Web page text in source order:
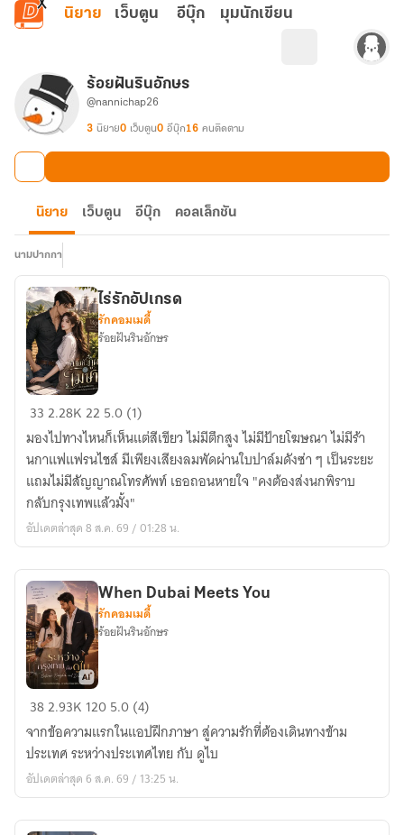
ข้ามไปยังเนื้อหาหลัก
นิยาย เว็บตูน อีบุ๊ก มุมนักเขียน
ร้อยฝันรินอักษร
@nannichap26
3 นิยาย0 เว็บตูน0 อีบุ๊ก16 คนติดตาม
นิยาย เว็บตูน อีบุ๊ก คอลเล็กชัน
นามปากกา
ไร่
อัป
เกรด
ไร่รักอัปเกรด
รักคอมเมดี้
ร้อยฝันรินอักษร
332.28K22 5.0 (1)
มองไปทางไหนก็เห็นแต่สีเขียว ไม่มีตึกสูง ไม่มีป้ายโฆษณา ไม่มีร้า
นกาแฟแฟรนไชส์ มีเพียงเสียงลมพัดผ่านใบปาล์มดังซ่า ๆ เป็นระยะ
แถมไม่มีสัญญาณโทรศัพท์ เธอถอนหายใจ "คงต้องส่งนกพิราบ
กลับกรุงเทพแล้วมั้ง"
อัปเดตล่าสุด 8 ส.ค. 69 / 01:28 น.
When
Dubai
Meets
You
When Dubai Meets You
รักคอมเมดี้
ร้อยฝันรินอักษร
382.93K 1205.0 (4)
จากข้อความแรกในแอปฝึกภาษา สู่ความรักที่ต้องเดินทางข้าม
ประเทศ ระหว่างประเทศไทย กับ ดูไบ
อัปเดตล่าสุด 6 ส.ค. 69 / 13:25 น.